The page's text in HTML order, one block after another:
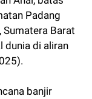
Padang
Sumatera Barat
dunia di aliran
banjir